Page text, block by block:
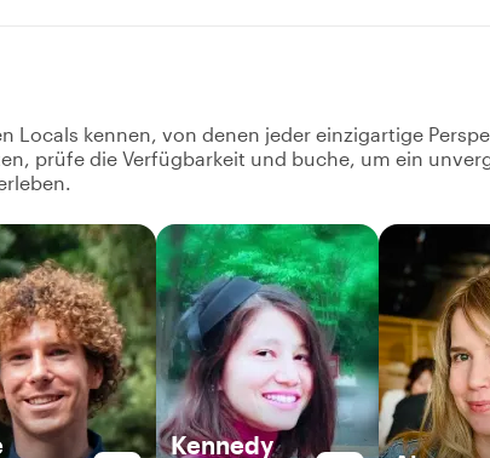
Locals kennen, von denen jeder einzigartige
prüfe die Verfügbarkeit und buche, um ein
Kennedy